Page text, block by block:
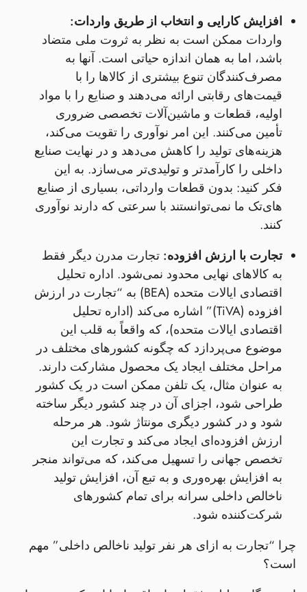
افزایش کارایی و انتخاب از طریق واردات:
واردات ممکن است به نظر به ثروت ملی متضاد
باشد، اما به همان اندازه حیاتی است. آنها به
مصرف‌کنندگان تنوع بیشتری از کالاها را با
قیمت‌های رقابتی ارائه می‌دهند و صنایع را با مواد
اولیه، قطعات و ماشین‌آلات تخصصی ضروری
تأمین می‌کنند. این امر نوآوری را تقویت می‌کند،
هزینه‌های تولید را کاهش می‌دهد و در نهایت صنایع
داخلی را کارآمدتر و تولیدی‌تر می‌سازد. به این
فکر کنید: بدون قطعات وارداتی، بسیاری از صنایع
های‌تک ما نمی‌توانستند با سرعتی که دارند نوآوری
کنند.
تجارت با ارزش افزوده: تجارت مدرن دیگر فقط
به کالاهای نهایی محدود نمی‌شود. اداره تحلیل
اقتصادی ایالات متحده (BEA) به “تجارت در ارزش
افزوده (TiVA)” اشاره می‌کند (اداره تحلیل
اقتصادی ایالات متحده)، که واقعاً به قلب این
موضوع می‌پردازد که چگونه کشورهای مختلف در
مراحل مختلف ایجاد یک محصول مشارکت دارند.
به عنوان مثال، یک تلفن ممکن است در یک کشور
طراحی شود، اجزای آن در چند کشور دیگر ساخته
شود و در کشور دیگری مونتاژ شود. هر مرحله
ارزش افزوده‌ای ایجاد می‌کند و تجارت این
تخصص جهانی را تسهیل می‌کند، که می‌تواند منجر
به افزایش بهره‌وری و به تبع آن، افزایش تولید
ناخالص داخلی سرانه برای تمام کشورهای
شرکت‌کننده شود.
چرا “تجارت به ازای هر نفر تولید ناخالص داخلی” مهم
است؟